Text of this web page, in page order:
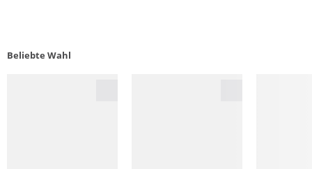
Beliebte Wahl